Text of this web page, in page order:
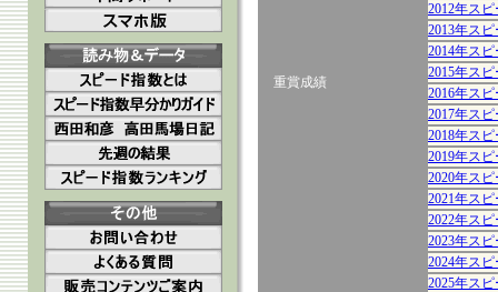
重賞成績
2012年ス
2013年ス
2014年ス
2015年ス
2016年ス
2017年ス
2018年ス
2019年ス
2020年ス
2021年ス
2022年ス
2023年ス
2024年ス
2025年ス